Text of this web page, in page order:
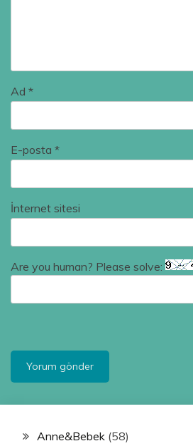
Ad *
E-posta *
İnternet sitesi
Are you human? Please solve:
Anne&Bebek (58)